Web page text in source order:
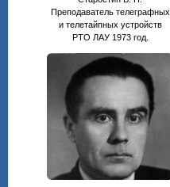
Преподаватель телеграфных
и телетайпных устройств
РТО ЛАУ 1973 год.